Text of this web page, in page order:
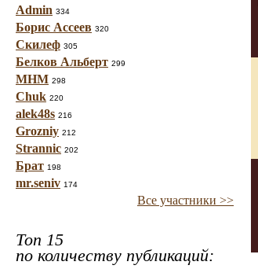
Admin 334
Борис Ассеев 320
Скилеф 305
Белков Альберт 299
МНМ 298
Chuk 220
alek48s 216
Grozniy 212
Strannic 202
Брат 198
mr.seniv 174
Все участники >>
Топ 15
по количеству публикаций: